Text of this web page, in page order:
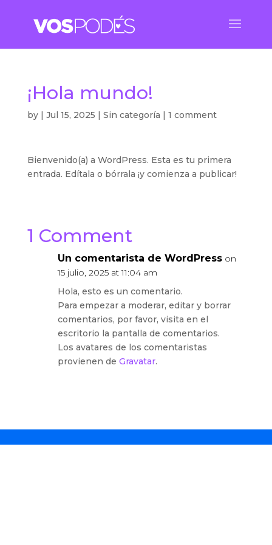
¡Hola mundo!
by | Jul 15, 2025 | Sin categoría | 1 comment
Bienvenido(a) a WordPress. Esta es tu primera
entrada. Edítala o bórrala ¡y comienza a publicar!
1 Comment
Un comentarista de WordPress on
15 julio, 2025 at 11:04 am
Hola, esto es un comentario.
Para empezar a moderar, editar y borrar
comentarios, por favor, visita en el
escritorio la pantalla de comentarios.
Los avatares de los comentaristas
provienen de Gravatar.